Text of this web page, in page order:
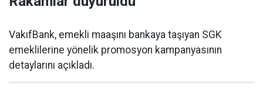
VakıfBank, emekli maaşını bankaya taşıyan SGK
emeklilerine yönelik promosyon kampanyasının
detaylarını açıkladı.